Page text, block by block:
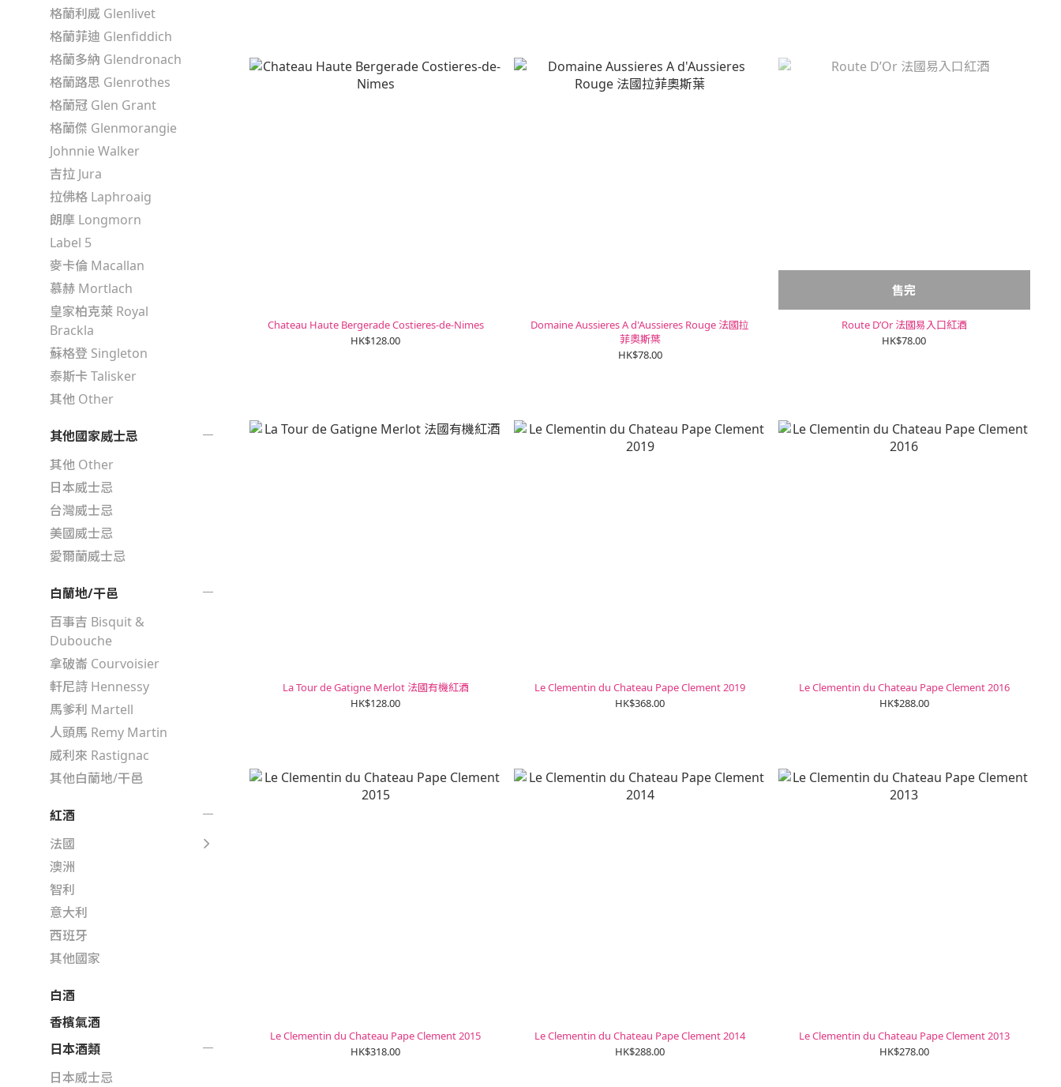
格蘭利威 Glenlivet
格蘭菲迪 Glenfiddich
格蘭多納 Glendronach
格蘭路思 Glenrothes
格蘭冠 Glen Grant
格蘭傑 Glenmorangie
Johnnie Walker
吉拉 Jura
拉佛格 Laphroaig
朗摩 Longmorn
Label 5
麥卡倫 Macallan
慕赫 Mortlach
皇家柏克萊 Royal
Brackla
蘇格登 Singleton
泰斯卡 Talisker
其他 Other
其他國家威士忌
其他 Other
日本威士忌
台灣威士忌
美國威士忌
愛爾蘭威士忌
白蘭地/干邑
百事吉 Bisquit &
Dubouche
拿破崙 Courvoisier
軒尼詩 Hennessy
馬爹利 Martell
人頭馬 Remy Martin
威利來 Rastignac
其他白蘭地/干邑
紅酒
法國
澳洲
智利
意大利
西班牙
其他國家
白酒
香檳氣酒
日本酒類
日本威士忌
Chateau Haute Bergerade Costieres-de-Nimes
HK$128.00
Domaine Aussieres A d'Aussieres Rouge 法國拉
菲奧斯葉
HK$78.00
售完
Route D’Or 法國易入口紅酒
HK$78.00
La Tour de Gatigne Merlot 法國有機紅酒
HK$128.00
Le Clementin du Chateau Pape Clement 2019
HK$368.00
Le Clementin du Chateau Pape Clement 2016
HK$288.00
Le Clementin du Chateau Pape Clement 2015
HK$318.00
Le Clementin du Chateau Pape Clement 2014
HK$288.00
Le Clementin du Chateau Pape Clement 2013
HK$278.00